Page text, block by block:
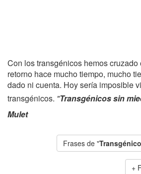
Con los transgénicos hemos cruzado
retorno hace mucho tiempo, mucho
dado ni cuenta. Hoy sería imposible
transgénicos. "Transgénicos sin
Mulet
Frases de "